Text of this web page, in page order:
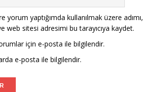
yorum yaptığımda kullanılmak üzere adımı,
web sitesi adresimi bu tarayıcıya kaydet.
için e-posta ile bilgilendir.
e-posta ile bilgilendir.